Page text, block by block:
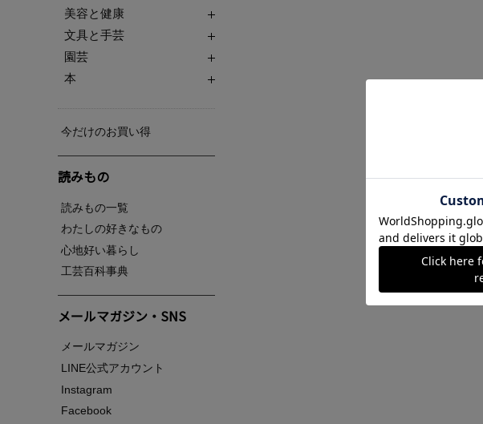
美容と健康
文具と手芸
園芸
本
今だけのお買い得
読みもの
読みもの一覧
わたしの好きなもの
心地好い暮らし
工芸百科事典
メールマガジン・SNS
メールマガジン
LINE公式アカウント
Instagram
Facebook